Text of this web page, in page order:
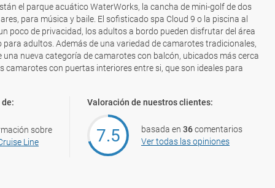
el parque acuático WaterWorks, la cancha de mini-golf de dos
para música y baile. El sofisticado spa Cloud 9 o la piscina al
poco de privacidad, los adultos a bordo pueden disfrutar del área
para adultos. Además de una variedad de camarotes tradicionales,
una nueva categoría de camarotes con balcón, ubicados más cerca
camarotes con puertas interiores entre si, que son ideales para
sobre
Line
Valoración de nuestros clientes:
7.5 basada en 36comentarios
Ver todas las opiniones